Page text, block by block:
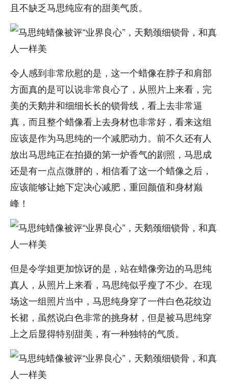
且不缺乏马思纯应有的甜美气质。
令人感到非常欣慰的是，这一个蜡像在脖子和肩部
方面真的是可以说非常良心了，从照片上来看，完
美的天鹅井和细细长长的锁骨线，看上去非常逼
真，而且整个蜡像看上去身材也非常好，看来这组
应该是作为马思纯的一个减肥动力。前不久还有人
放出马思纯正在拍摄的第一炉香气的剧照，马思成
还是有一点点微胖的，相信看了这一个蜡像之后，
应该能够让她下定决心减肥，重回颜值和身材巅
峰！
但是令学姐更加惊讶的是，站在蜡像旁边的马思纯
真人，从照片上来看，马思纯似乎瘦了不少。在现
场这一组照片当中，马思纯身穿了一件白色花纹边
长裙，虽然说白色非常的挑身材，但是被马思纯穿
上之后显得特别甜美，有一种独特的气质。